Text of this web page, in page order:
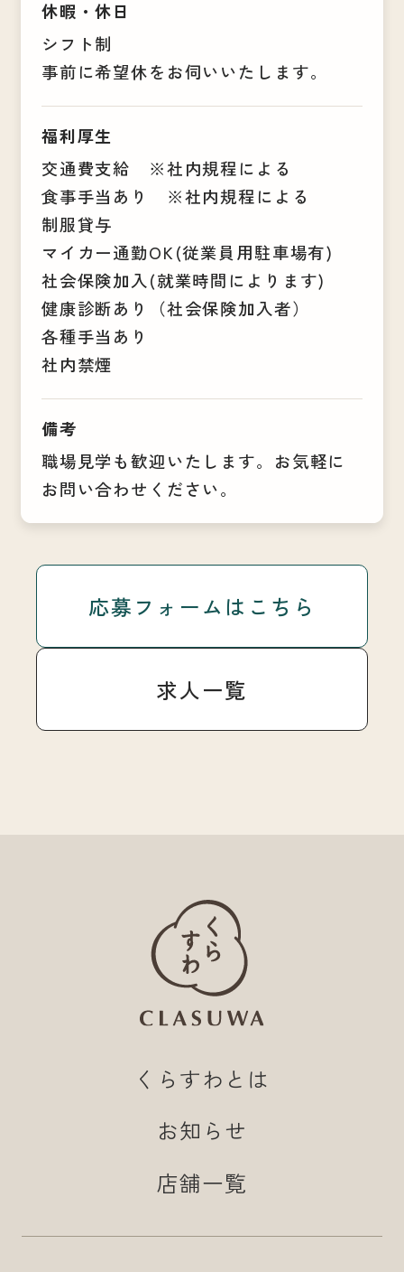
休暇・休日
シフト制
事前に希望休をお伺いいたします。
福利厚生
交通費支給 ※社内規程による
食事手当あり ※社内規程による
制服貸与
マイカー通勤OK(従業員用駐車場有)
社会保険加入(就業時間によります)
健康診断あり（社会保険加入者）
各種手当あり
社内禁煙
備考
職場見学も歓迎いたします。お気軽に
お問い合わせください。
応募フォームはこちら
求人一覧
くらすわとは
お知らせ
店舗一覧